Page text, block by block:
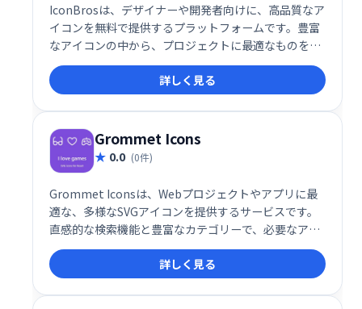
IconBrosは、デザイナーや開発者向けに、高品質なア
イコンを無料で提供するプラットフォームです。豊富
なアイコンの中から、プロジェクトに最適なものを簡
単に見つけてダウンロードできます。デザインワーク
を効率化し、クオリティの高い作品制作をサポートし
ます。 無料でご利用いただけますので、ぜひ一度お試
しください。
詳しく見る
Grommet Icons
0.0 (0件)
Grommet Iconsは、Webプロジェクトやアプリに最
適な、多様なSVGアイコンを提供するサービスです。
直感的な検索機能と豊富なカテゴリーで、必要なアイ
コンを簡単に探し出せます。モダンなデザインのアイ
コンは、サイズや色などを自由にカスタマイズ可能。
デザインのニーズに合わせて柔軟にご活用いただけま
す。
詳しく見る